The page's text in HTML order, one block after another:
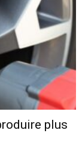
plus